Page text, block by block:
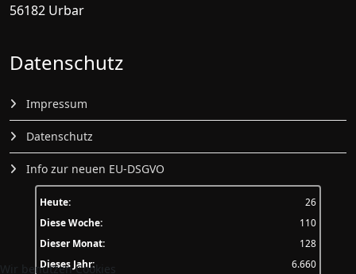
56182 Urbar
Datenschutz
Impressum
Datenschutz
Info zur neuen EU-DSGVO
Heute:
26
Diese Woche:
110
Dieser Monat:
128
Dieses Jahr:
6.660
Wir benutzen Cookies